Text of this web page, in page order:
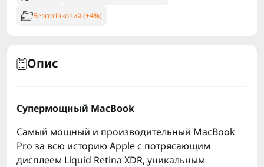
Безготівковий (+4%)
Опис
Супермощный MacBook
Самый мощный и производительный MacBook
Pro за всю историю Apple с потрясающим
дисплеем Liquid Retina XDR, уникальным